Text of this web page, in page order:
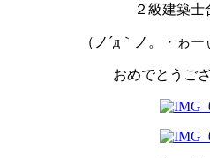
２級建築士
（ノ´д｀ノ。・ゎー
おめでとうご